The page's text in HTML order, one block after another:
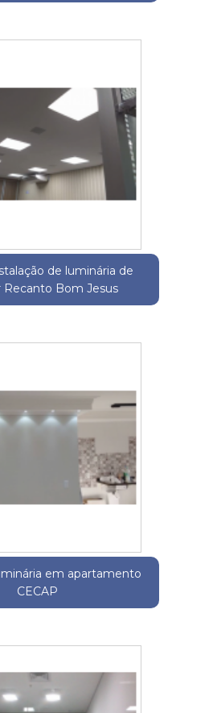
de luminária de
Bom Jesus
em apartamento
CECAP